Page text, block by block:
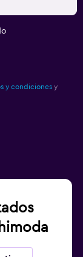
y condiciones y